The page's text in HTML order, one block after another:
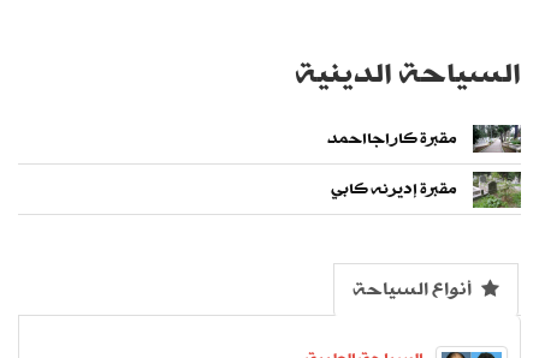
السياحة الدينية
مقبرة كاراجااحمد
مقبرة إديرنه كابي
أنواع السياحة